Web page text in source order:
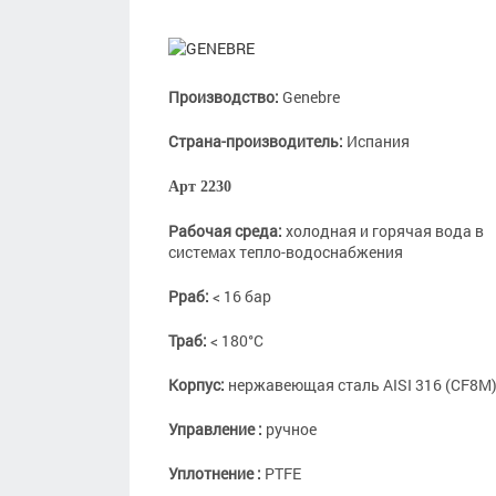
Производство: Genebre
Страна-производитель: Испания
Арт 2230
Рабочая среда: холодная и горячая вода в
системах тепло-водоснабжения
Рраб: < 16 бар
Траб: < 180°С
Корпус: нержавеющая сталь AISI 316 (CF8M)
Управление : ручное
Уплотнение : PTFE